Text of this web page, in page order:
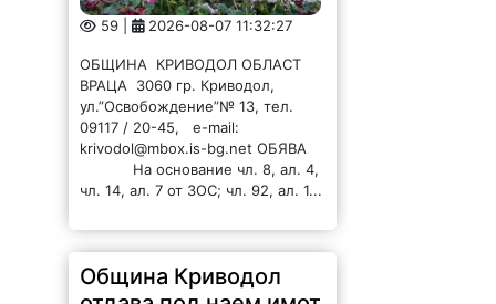
59 | 2026-08-07 11:32:27
ОБЩИНА КРИВОДОЛ ОБЛАСТ
ВРАЦА 3060 гр. Криводол,
ул.”Освобождение”№ 13, тел.
09117 / 20-45, e-mail:
krivodol@mbox.is-bg.net ОБЯВА
На основание чл. 8, ал. 4,
чл. 14, ал. 7 от ЗОС; чл. 92, ал. 1...
Община Криводол
отдава под наем имот